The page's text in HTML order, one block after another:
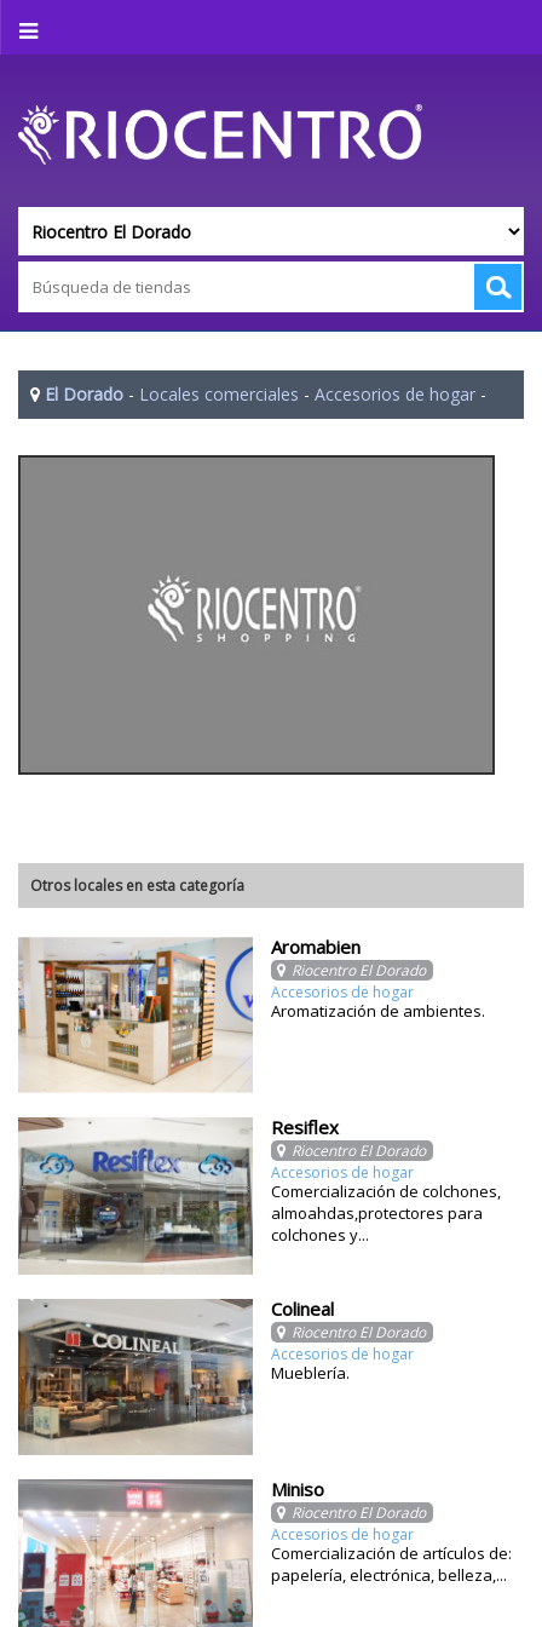
El Dorado - Locales comerciales - Accesorios de hogar -
Otros locales en esta categoría
Aromabien
Riocentro El Dorado
Accesorios de hogar
Aromatización de ambientes.
Resiflex
Riocentro El Dorado
Accesorios de hogar
Comercialización de colchones,
almoahdas,protectores para
colchones y...
Colineal
Riocentro El Dorado
Accesorios de hogar
Mueblería.
Miniso
Riocentro El Dorado
Accesorios de hogar
Comercialización de artículos de:
papelería, electrónica, belleza,...